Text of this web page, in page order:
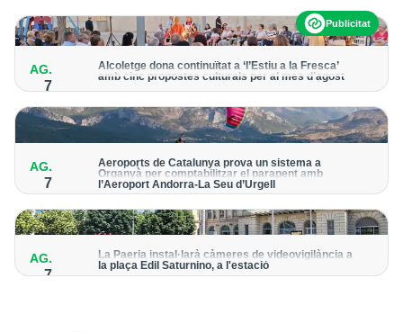
Publicitat
AG.
7
Alcoletge dona continuïtat a ‘l’Estiu a la Fresca’
amb cinc propostes culturals per al mes d’agost
Un dels grans protagonistes de la programació serà
AG.
7
Aeroports de Catalunya prova un sistema a
Organyà per comptabilitzar el parapent amb
l’Aeroport Andorra-La Seu d’Urgell
mòbil per donar pas als avions amb vols instrumentals
AG.
7
La Paeria instal·larà càmeres de videovigilància a
la plaça Edil Saturnino, a l'estació